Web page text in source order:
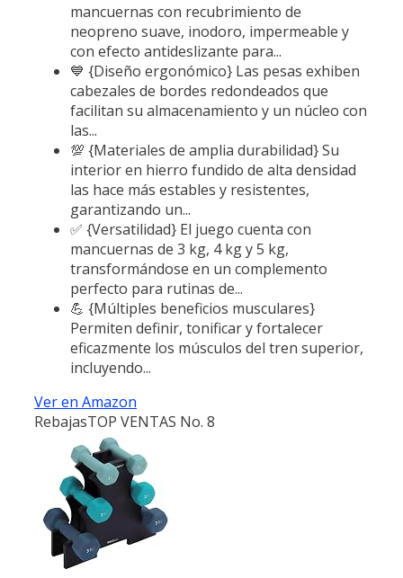
mancuernas con recubrimiento de
neopreno suave, inodoro, impermeable y
con efecto antideslizante para...
💙 {Diseño ergonómico} Las pesas exhiben
cabezales de bordes redondeados que
facilitan su almacenamiento y un núcleo con
las...
💯 {Materiales de amplia durabilidad} Su
interior en hierro fundido de alta densidad
las hace más estables y resistentes,
garantizando un...
✅ {Versatilidad} El juego cuenta con
mancuernas de 3 kg, 4 kg y 5 kg,
transformándose en un complemento
perfecto para rutinas de...
💪 {Múltiples beneficios musculares}
Permiten definir, tonificar y fortalecer
eficazmente los músculos del tren superior,
incluyendo...
Ver en Amazon
RebajasTOP VENTAS No. 8